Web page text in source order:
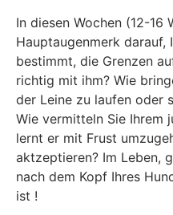
In diesen Wochen (12-16
Hauptaugenmerk darauf,
bestimmt, die Grenzen
richtig mit ihm? Wie
der Leine zu laufen oder
Wie vermitteln Sie Ihrem
lernt er mit Frust
aktzeptieren? Im Leben,
nach dem Kopf Ihres
ist !